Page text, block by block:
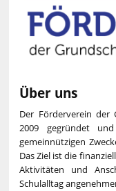
Über uns
Der Förderverein der
2009 gegründet
gemeinnützigen
Das Ziel ist die
Aktivitäten und
Schulalltag